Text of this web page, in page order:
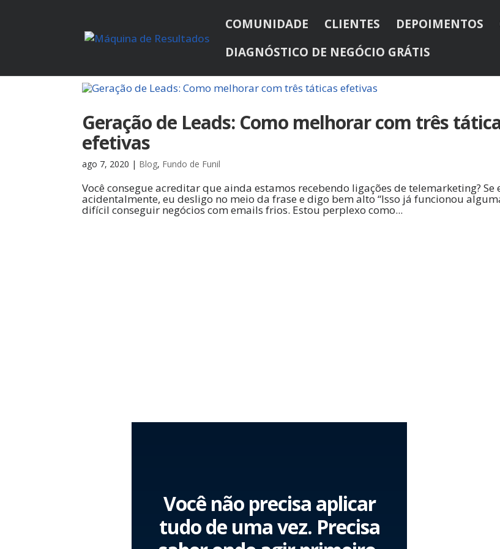
COMUNIDADE CLIENTES DEPOIMENTOS
DIAGNÓSTICO DE NEGÓCIO GRÁTIS
Geração de Leads: Como melhorar com três
efetivas
ago 7, 2020 | Blog, Fundo de Funil
Você consegue acreditar que ainda estamos recebendo ligações de telemarketing? Se
acidentalmente, eu desligo no meio da frase e digo bem alto “Isso já funcionou alguma
difícil conseguir negócios com emails frios. Estou perplexo como...
Você não precisa aplicar
tudo de uma vez. Precisa